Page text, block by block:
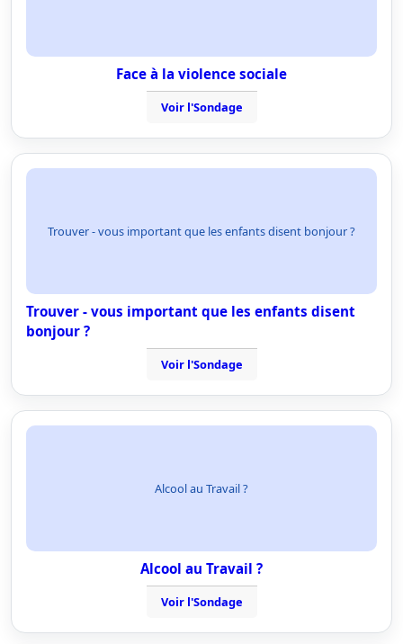
Face à la violence sociale
Voir l'Sondage
Trouver - vous important que les enfants disent bonjour ?
Trouver - vous important que les enfants disent
bonjour ?
Voir l'Sondage
Alcool au Travail ?
Alcool au Travail ?
Voir l'Sondage